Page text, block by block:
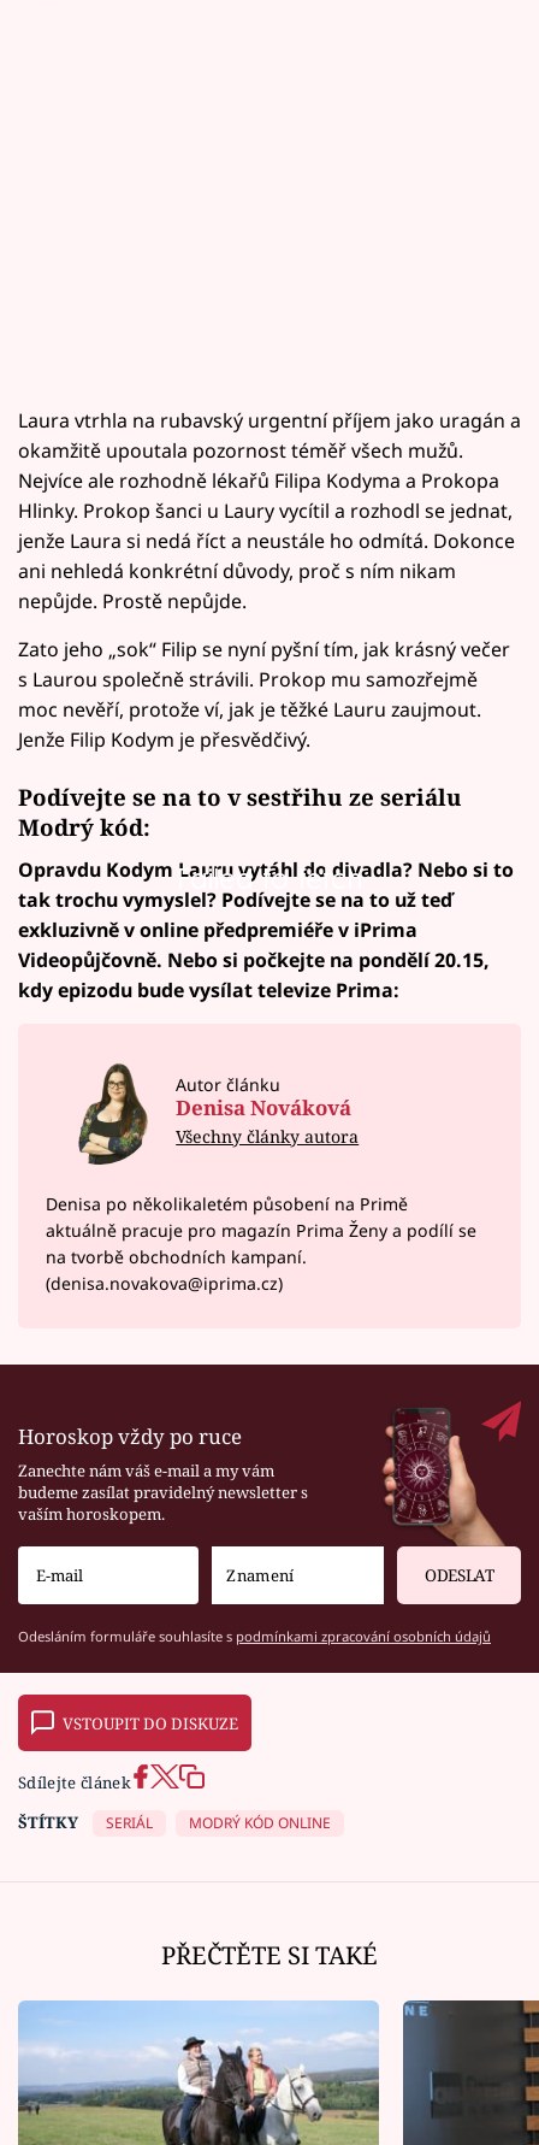
Laura vtrhla na rubavský urgentní příjem jako uragán a
okamžitě upoutala pozornost téměř všech mužů.
Nejvíce ale rozhodně lékařů Filipa Kodyma a Prokopa
Hlinky. Prokop šanci u Laury vycítil a rozhodl se jednat,
jenže Laura si nedá říct a neustále ho odmítá. Dokonce
ani nehledá konkrétní důvody, proč s ním nikam
nepůjde. Prostě nepůjde.
Zato jeho „sok“ Filip se nyní pyšní tím, jak krásný večer
s Laurou společně strávili. Prokop mu samozřejmě
moc nevěří, protože ví, jak je těžké Lauru zaujmout.
Jenže Filip Kodym je přesvědčivý.
Podívejte se na to v sestřihu ze seriálu
Modrý kód:
Failed to fetch
Opravdu Kodym Lauru vytáhl do divadla? Nebo si to
tak trochu vymyslel? Podívejte se na to už teď
exkluzivně v online předpremiéře v iPrima
Videopůjčovně. Nebo si počkejte na pondělí 20.15,
kdy epizodu bude vysílat televize Prima:
Autor článku
Denisa Nováková
Všechny články autora
Denisa po několikaletém působení na Primě
aktuálně pracuje pro magazín Prima Ženy a podílí se
na tvorbě obchodních kampaní.
(denisa.novakova@iprima.cz)
Horoskop vždy po ruce
Zanechte nám váš e-mail a my vám
budeme zasílat pravidelný newsletter s
vaším horoskopem.
ODESLAT
Odesláním formuláře souhlasíte s podmínkami zpracování osobních údajů
VSTOUPIT DO DISKUZE
Sdílejte článek
ŠTÍTKY
SERIÁL MODRÝ KÓD ONLINE
PŘEČTĚTE SI TAKÉ